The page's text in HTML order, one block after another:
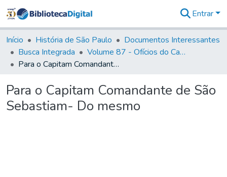
&
Coleções
Tudo na
Biblioteca
Estatísticas
Entrar
Início História de São Paulo
Documentos Interessantes
Busca Integrada
Volume 87 - Ofícios do Capitão General Antonio Manoel de Melo Castro e Mendonça (1797- 1801)
Para o Capitam Comandante de São Sebastiam- Do mesmo
Para o Capitam Comandante de São
Sebastiam- Do mesmo